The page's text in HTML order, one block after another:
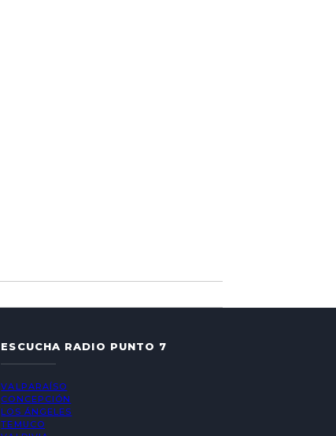
ESCUCHA RADIO PUNTO 7
VALPARAÍSO
CONCEPCIÓN
LOS ÁNGELES
TEMUCO